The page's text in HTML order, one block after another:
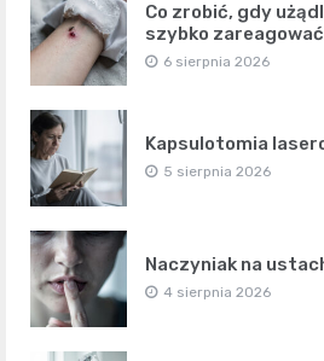
Co zrobić, gdy
szybko
6 sierpnia 2026
Kapsulotomia
5 sierpnia 2026
Naczyniak na
4 sierpnia 2026